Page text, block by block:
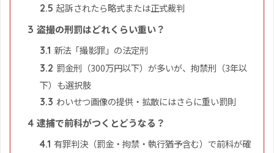
2.5 起訴されたら略式または正式裁判
3 盗撮の刑罰はどれくらい重い？
3.1 新法「撮影罪」の法定刑
3.2 罰金刑（300万円以下）が多いが、拘禁刑（3年以
下）も選択肢
3.3 わいせつ画像の提供・拡散にはさらに重い罰則
4 逮捕で前科がつくとどうなる？
4.1 有罪判決（罰金・拘禁・執行猶予含む）で前科が確